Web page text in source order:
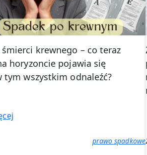
krewnego – co teraz
horyzoncie pojawia się
tym wszystkim odnaleźć?
:
prawo spadkowe